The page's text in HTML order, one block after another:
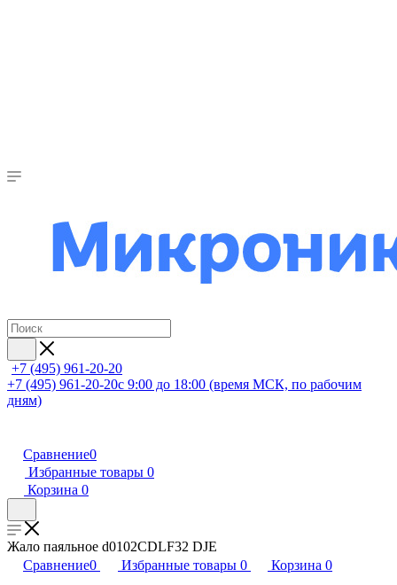
+7 (495) 961-20-20
+7 (495) 961-20-20с 9:00 до 18:00 (время МСК, по рабочим
дням)
Сравнение0
Избранные товары 0
Корзина 0
Жало паяльное d0102CDLF32 DJE
Сравнение0 Избранные товары 0 Корзина 0